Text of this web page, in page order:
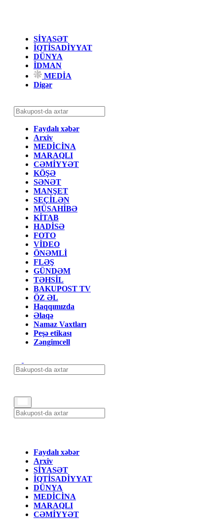
SİYASƏT
İQTİSADİYYAT
DÜNYA
İDMAN
MEDİA
Digər
Faydalı xəbər
Arxiv
MEDİCİNA
MARAQLI
CƏMİYYƏT
KÖŞƏ
SƏNƏT
MANŞET
SEÇİLƏN
MÜSAHİBƏ
KİTAB
HADİSƏ
FOTO
VİDEO
ÖNƏMLİ
FLƏŞ
GÜNDƏM
TƏHSİL
BAKUPOST TV
ÖZ ƏL
Haqqımızda
Əlaqə
Namaz Vaxtları
Peşə etikası
Zəngimcell
Faydalı xəbər
Arxiv
SİYASƏT
İQTİSADİYYAT
DÜNYA
MEDİCİNA
MARAQLI
CƏMİYYƏT